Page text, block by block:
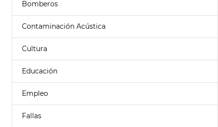
Bomberos
Contaminación Acústica
Cultura
Educación
Empleo
Fallas